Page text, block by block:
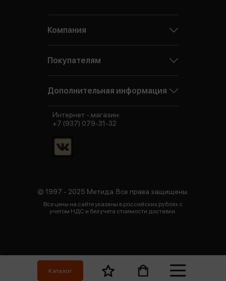
Каталог
Компания
Покупателям
Дополнительная информация
© 1997 - 2025 Метида. Все права защищены.
Все цены на сайте указаны в российских рублях с
учетом НДС и без учета стоимости доставки.
Интернет - магазин:
+7 (937) 079-31-32